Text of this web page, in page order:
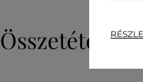
Összetétel